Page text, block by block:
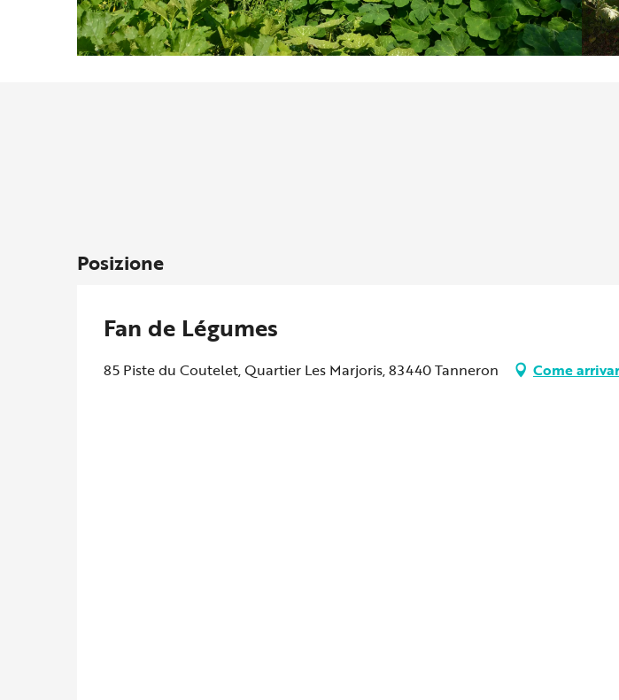
Posizione
Fan de Légumes
85 Piste du Coutelet, Quartier Les Marjoris, 83440 Tanneron Come